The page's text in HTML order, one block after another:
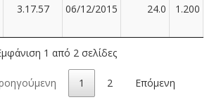
3.17.57 06/12/2015 24.0 1.200
1 από 2 σελίδες
1 2 Επόμενη